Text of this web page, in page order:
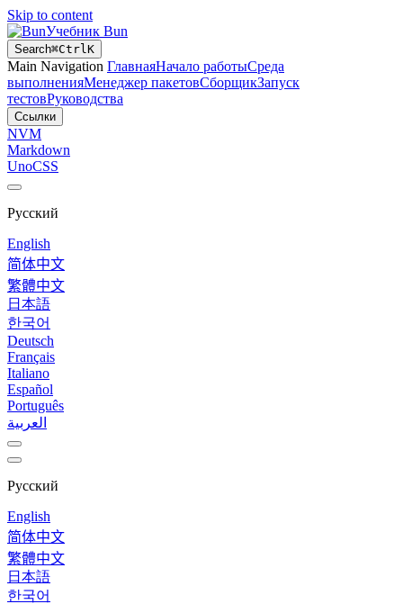
Skip to content
Учебник Bun
Search⌘CtrlK
Main Navigation ГлавнаяНачало работыСреда
выполненияМенеджер пакетовСборщикЗапуск
тестовРуководства
Ссылки
NVM
Markdown
UnoCSS
Русский
English
简体中文
繁體中文
日本語
한국어
Deutsch
Français
Italiano
Español
Português
العربية
Русский
English
简体中文
繁體中文
日本語
한국어